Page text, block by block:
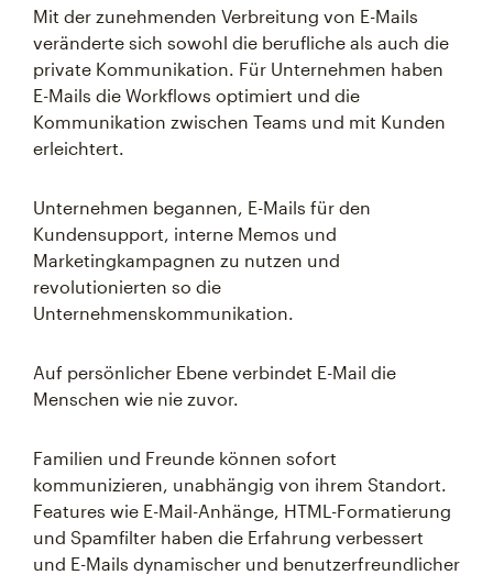
Mit der zunehmenden Verbreitung von E-Mails
veränderte sich sowohl die berufliche als auch die
private Kommunikation. Für Unternehmen haben
E-Mails die Workflows optimiert und die
Kommunikation zwischen Teams und mit Kunden
erleichtert.
Unternehmen begannen, E-Mails für den
Kundensupport, interne Memos und
Marketingkampagnen zu nutzen und
revolutionierten so die
Unternehmenskommunikation.
Auf persönlicher Ebene verbindet E-Mail die
Menschen wie nie zuvor.
Familien und Freunde können sofort
kommunizieren, unabhängig von ihrem Standort.
Features wie E-Mail-Anhänge, HTML-Formatierung
und Spamfilter haben die Erfahrung verbessert
und E-Mails dynamischer und benutzerfreundlicher